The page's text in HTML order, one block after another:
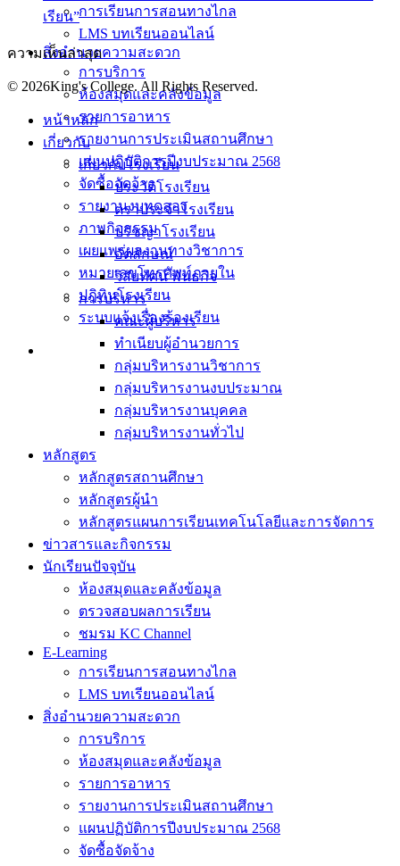
การเรียนการสอนทางไกล
LMS บทเรียนออนไลน์
สิ่งอำนวยความสะดวก
การบริการ
ห้องสมุดและคลังข้อมูล
รายการอาหาร
รายงานการประเมินสถานศึกษา
แผนปฏิบัติการปีงบประมาณ 2568
จัดซื้อจัดจ้าง
รายงานงบทดลอง
ภาพกิจกรรม
เผยแพร่ผลงานทางวิชาการ
หมายเลขโทรศัพท์ภายใน
ปฎิทินโรงเรียน
ระบบแจ้งเรื่องร้องเรียน
เรียน”
ความเห็นล่าสุด
© 2026King's College. All Rights Reserved.
หน้าหลัก
เกี่ยวกับ
เกี่ยวกับโรงเรียน
ประวัติโรงเรียน
ตราประจำโรงเรียน
ปรัชญาโรงเรียน
อัตลักษณ์
วิสัยทัศน์ พันธกิจ
การบริหาร
คณะผู้บริหาร
ทำเนียบผู้อำนวยการ
กลุ่มบริหารงานวิชาการ
กลุ่มบริหารงานงบประมาณ
กลุ่มบริหารงานบุคคล
กลุ่มบริหารงานทั่วไป
หลักสูตร
หลักสูตรสถานศึกษา
หลักสูตรผู้นำ
หลักสูตรแผนการเรียนเทคโนโลยีและการจัดการ
ข่าวสารและกิจกรรม
นักเรียนปัจจุบัน
ห้องสมุดและคลังข้อมูล
ตรวจสอบผลการเรียน
ชมรม KC Channel
E-Learning
การเรียนการสอนทางไกล
LMS บทเรียนออนไลน์
สิ่งอำนวยความสะดวก
การบริการ
ห้องสมุดและคลังข้อมูล
รายการอาหาร
รายงานการประเมินสถานศึกษา
แผนปฏิบัติการปีงบประมาณ 2568
จัดซื้อจัดจ้าง